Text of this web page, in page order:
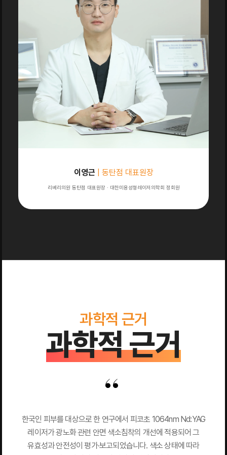
이영근 | 동탄점 대표원장
리베리의원 동탄점 대표원장 · 대한미용성형레이저의학회 정회원
과학적 근거
과학적 근거
한국인 피부를 대상으로 한 연구에서 피코초 1064nm Nd:YAG
레이저가 광노화 관련 안면 색소침착의 개선에 적용되어 그
유효성과 안전성이 평가·보고되었습니다. 색소 상태에 따라